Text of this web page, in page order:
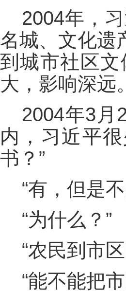
2004年，
名城、文化遗
到城市社区
大，影响深远。
2004年3月
内，习近平
书？”
“有，但是
“为什么？”
“农民到市
“能不能把